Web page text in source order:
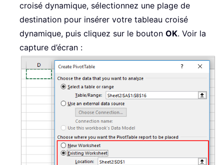
croisé dynamique, sélectionnez une plage de
destination pour insérer votre tableau croisé
dynamique, puis cliquez sur le bouton OK. Voir la
capture d’écran :